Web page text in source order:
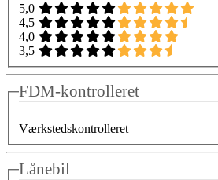
5,0
4,5
4,0
3,5
FDM-kontrolleret
Værkstedskontrolleret
Lånebil